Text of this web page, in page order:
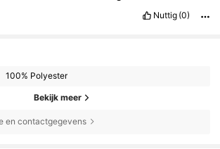
Nuttig (0)
100% Polyester
Bekijk meer
en contactgegevens